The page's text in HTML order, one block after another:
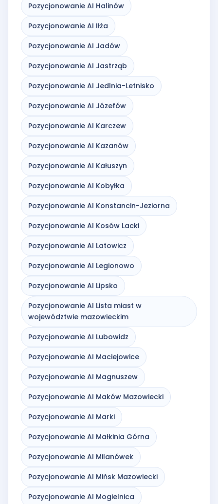
Pozycjonowanie AI Halinów
Pozycjonowanie AI Iłża
Pozycjonowanie AI Jadów
Pozycjonowanie AI Jastrząb
Pozycjonowanie AI Jedlnia-Letnisko
Pozycjonowanie AI Józefów
Pozycjonowanie AI Karczew
Pozycjonowanie AI Kazanów
Pozycjonowanie AI Kałuszyn
Pozycjonowanie AI Kobyłka
Pozycjonowanie AI Konstancin-Jeziorna
Pozycjonowanie AI Kosów Lacki
Pozycjonowanie AI Latowicz
Pozycjonowanie AI Legionowo
Pozycjonowanie AI Lipsko
Pozycjonowanie AI Lista miast w
województwie mazowieckim
Pozycjonowanie AI Lubowidz
Pozycjonowanie AI Maciejowice
Pozycjonowanie AI Magnuszew
Pozycjonowanie AI Maków Mazowiecki
Pozycjonowanie AI Marki
Pozycjonowanie AI Małkinia Górna
Pozycjonowanie AI Milanówek
Pozycjonowanie AI Mińsk Mazowiecki
Pozycjonowanie AI Mogielnica